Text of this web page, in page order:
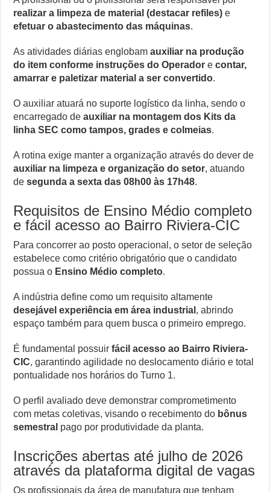
realizar a limpeza de material (destacar refiles) e
efetuar o abastecimento das máquinas.
As atividades diárias englobamauxiliar na produção
do item conforme instruções do Operador econtar,
amarrar e paletizar material a ser convertido.
O auxiliar atuará no suporte logístico da linha, sendo o
encarregado deauxiliar na montagem dos Kits da
linha SEC como tampos, grades e colmeias.
A rotina exige manter a organização através do dever de
auxiliar na limpeza e organização do setor, atuando
desegunda a sexta das 08h00 às 17h48.
Requisitos de Ensino Médio completo
e fácil acesso ao Bairro Riviera-CIC
Para concorrer ao posto operacional, o setor de seleção
estabelece como critério obrigatório que o candidato
possua o Ensino Médio completo.
A indústria define como um requisito altamente
desejável experiência em área industrial , abrindo
espaço também para quem busca o primeiro emprego.
É fundamental possuirfácil acesso ao Bairro Riviera-
CIC, garantindo agilidade no deslocamento diário e total
pontualidade nos horários do Turno 1.
O perfil avaliado deve demonstrar comprometimento
com metas coletivas, visando o recebimento do bônus
semestral pago por produtividade da planta.
Inscrições abertas até julho de 2026
através da plataforma digital de vagas
Os profissionais da área de manufatura que tenham